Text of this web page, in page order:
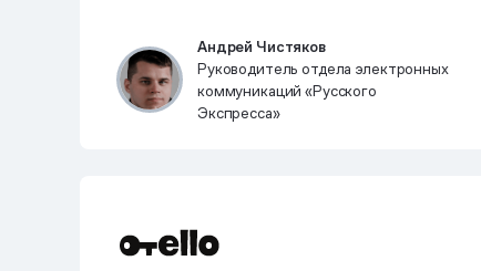
Андрей Чистяков
Руководитель отдела электронных
коммуникаций «Русского
Экспресса»